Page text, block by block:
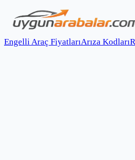
Engelli Araç FiyatlarıArıza Kodları